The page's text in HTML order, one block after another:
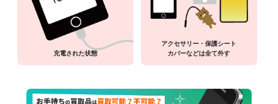
充電された状態
アクセサリー・保護シート
カバーなどは全て外す